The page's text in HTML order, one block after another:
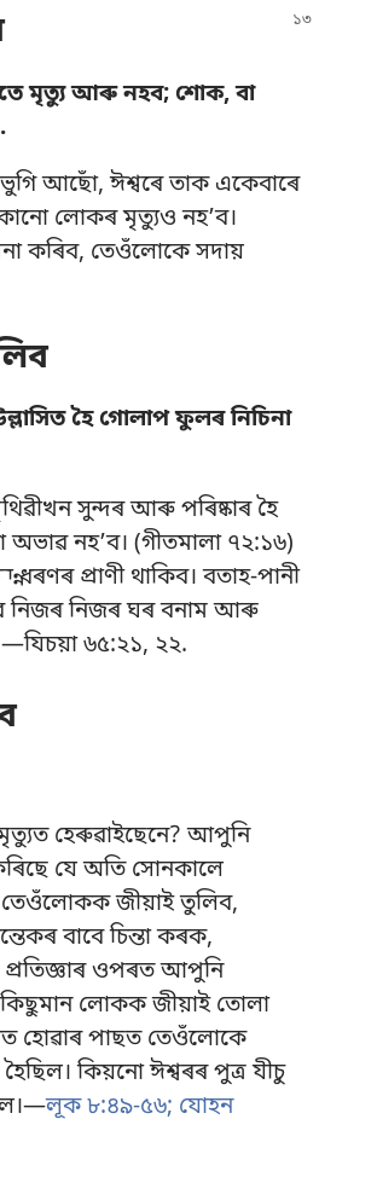
মৃত্যু আৰু নহব; শোক, বা
.
আছোঁ, ঈশ্বৰে তাক একেবাৰে
লোকৰ মৃত্যুও নহʼব।
কৰিব, তেওঁলোকে সদায়
হৈ গোলাপ ফুলৰ নিচিনা
সুন্দৰ আৰু পৰিষ্কাৰ হৈ
অভাৱ নহʼব। (গীতমালা ৭২:১৬)
প্ৰাণী থাকিব। বতাহ-পানী
নিজৰ নিজৰ ঘৰ বনাম আৰু
যিচয়া ৬৫:২১, ২২.
হেৰুৱাইছেনে? আপুনি
যে অতি সোনকালে
তেওঁলোকক জীয়াই তুলিব,
বাবে চিন্তা কৰক,
ওপৰত আপুনি
কিছুমান লোকক জীয়াই তোলা
হোৱাৰ পাছত তেওঁলোকে
কিয়নো ঈশ্বৰৰ পুত্ৰ যীচু
লূক ৮:৪৯-৫৬; যোহন